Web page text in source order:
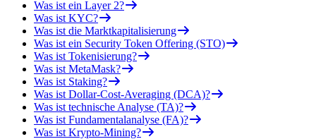
Was ist ein Layer 2?
Was ist KYC?
Was ist die Marktkapitalisierung
Was ist ein Security Token Offering (STO)
Was ist Tokenisierung?
Was ist MetaMask?
Was ist Staking?
Was ist Dollar-Cost-Averaging (DCA)?
Was ist technische Analyse (TA)?
Was ist Fundamentalanalyse (FA)?
Was ist Krypto-Mining?